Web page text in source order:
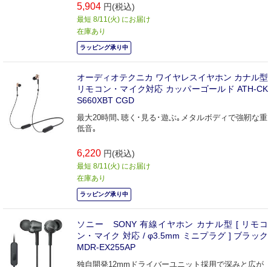
5,904 円(税込)
最短 8/11(火) にお届け
在庫あり
ラッピング承り中
オーディオテクニカ ワイヤレスイヤホン カナル型
リモコン・マイク対応 カッパーゴールド ATH-CK
S660XBT CGD
最大20時間､聴く･見る･遊ぶ｡メタルボディで強靭な重
低音｡
6,220 円(税込)
最短 8/11(火) にお届け
在庫あり
ラッピング承り中
ソニー SONY 有線イヤホン カナル型 [ リモコ
ン・マイク 対応 / φ3.5mm ミニプラグ ] ブラック
MDR-EX255AP
独自開発12mmドライバーユニット採用で深みと広が